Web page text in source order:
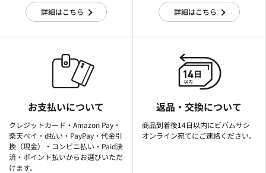
詳細はこちら 詳細はこちら
お支払いについて
クレジットカード・Amazon Pay・
楽天ぺイ・d払い・PayPay・代金引
換（現金）・コンビニ払い・Paid決
済・ポイント払いからお選びいただ
けます。
返品・交換について
商品到着後14日以内にビバムサシ
オンライン宛てにご連絡ください。